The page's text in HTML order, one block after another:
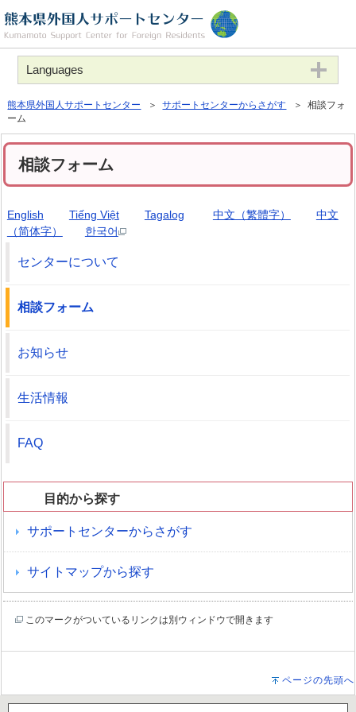
Languages
熊本県外国人サポートセンター ＞サポートセンターからさがす ＞ 相談フォ
ーム
相談フォーム
English Tiếng Việt Tagalog 中文（繁體字）
中文
（简体字）
한국어
センターについて
相談フォーム
お知らせ
生活情報
FAQ
目的から探す
サポートセンターからさがす
サイトマップから探す
このマークがついているリンクは別ウィンドウで開きます
ページの先頭へ